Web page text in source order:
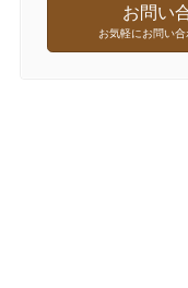
お問い
お気軽にお問い